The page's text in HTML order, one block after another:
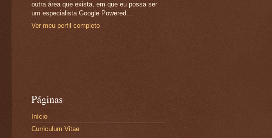
outra área que exista, em que eu possa ser
um especialista Google Powered...
Ver meu perfil completo
Páginas
Início
Curriculum Vitae